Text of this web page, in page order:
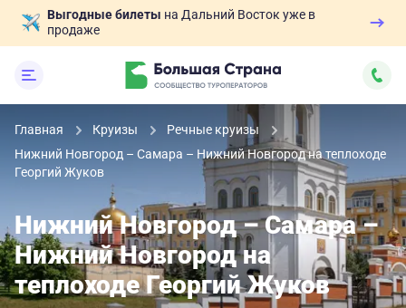
Выгодные билеты на Дальний Восток уже в
продаже
Главная Круизы
Речные круизы
Нижний Новгород – Самара – Нижний Новгород на теплоходе
Георгий Жуков
Нижний Новгород – Самара –
Нижний Новгород на
теплоходе Георгий Жуков